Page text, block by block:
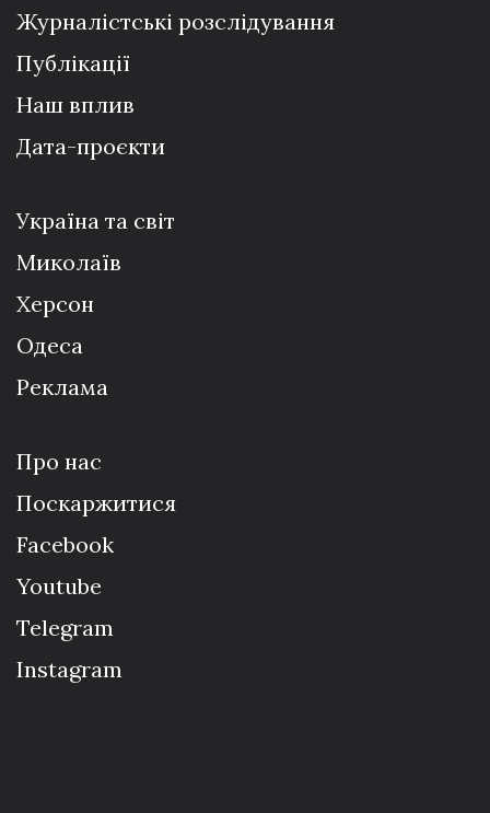
Журналістські розслідування
Публікації
Наш вплив
Дата-проєкти
Україна та світ
Миколаїв
Херсон
Одеса
Реклама
Про нас
Поскаржитися
Facebook
Youtube
Telegram
Instagram